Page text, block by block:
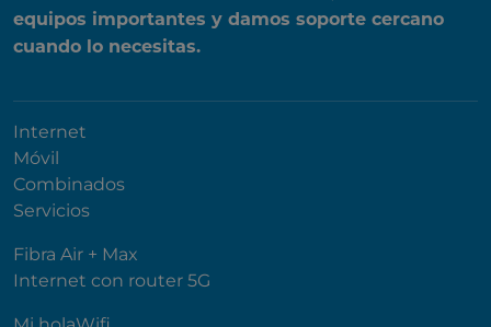
equipos importantes y damos soporte cercano
cuando lo necesitas.
Internet
Móvil
Combinados
Servicios
Fibra Air + Max
Internet con router 5G